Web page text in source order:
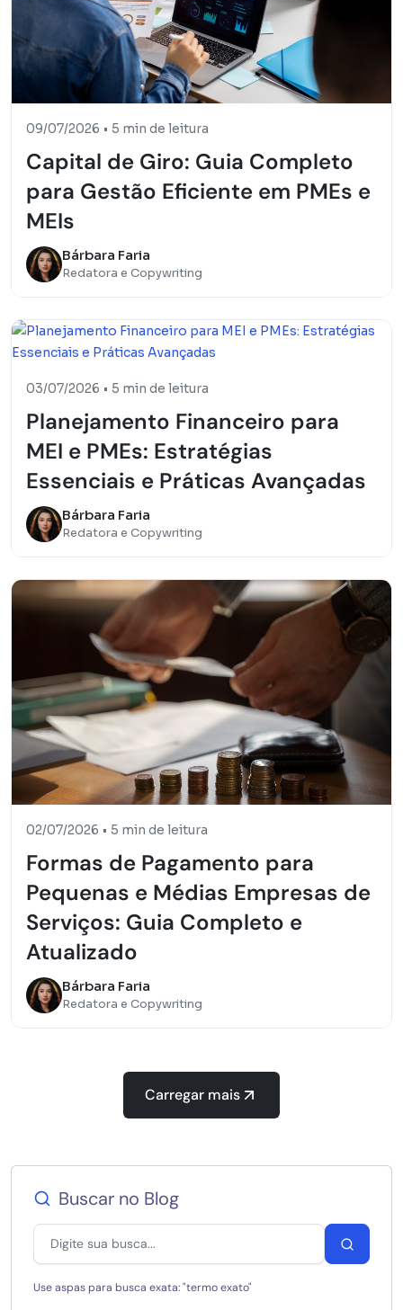
09/07/2026 • 5 min de leitura
Capital de Giro: Guia Completo
para Gestão Eficiente em PMEs e
MEIs
Bárbara Faria
Redatora e Copywriting
03/07/2026 • 5 min de leitura
Planejamento Financeiro para
MEI e PMEs: Estratégias
Essenciais e Práticas Avançadas
Bárbara Faria
Redatora e Copywriting
02/07/2026 • 5 min de leitura
Formas de Pagamento para
Pequenas e Médias Empresas de
Serviços: Guia Completo e
Atualizado
Bárbara Faria
Redatora e Copywriting
Carregar mais
Buscar no Blog
Use aspas para busca exata: "termo exato"